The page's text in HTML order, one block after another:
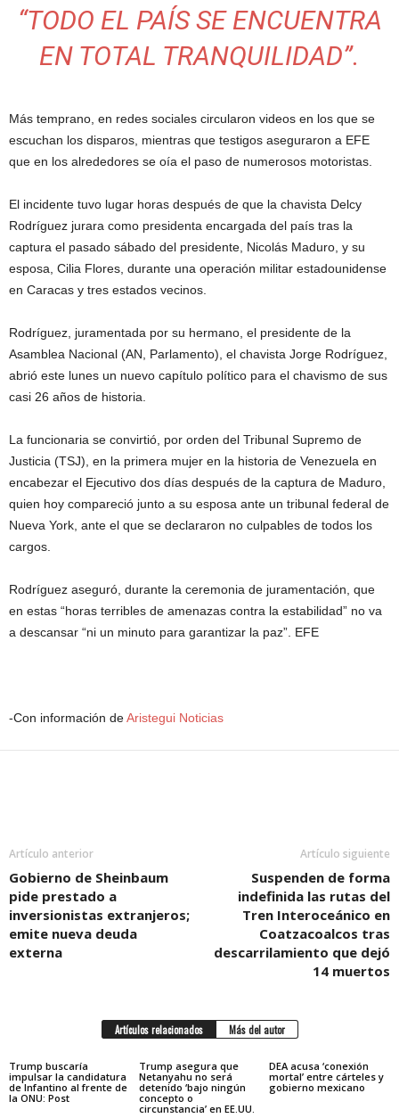
“TODO EL PAÍS SE ENCUENTRA
EN TOTAL TRANQUILIDAD”.
Más temprano, en redes sociales circularon videos en los que se
escuchan los disparos, mientras que testigos aseguraron a EFE
que en los alrededores se oía el paso de numerosos motoristas.
El incidente tuvo lugar horas después de que la chavista Delcy
Rodríguez jurara como presidenta encargada del país tras la
captura el pasado sábado del presidente, Nicolás Maduro, y su
esposa, Cilia Flores, durante una operación militar estadounidense
en Caracas y tres estados vecinos.
Rodríguez, juramentada por su hermano, el presidente de la
Asamblea Nacional (AN, Parlamento), el chavista Jorge Rodríguez,
abrió este lunes un nuevo capítulo político para el chavismo de sus
casi 26 años de historia.
La funcionaria se convirtió, por orden del Tribunal Supremo de
Justicia (TSJ), en la primera mujer en la historia de Venezuela en
encabezar el Ejecutivo dos días después de la captura de Maduro,
quien hoy compareció junto a su esposa ante un tribunal federal de
Nueva York, ante el que se declararon no culpables de todos los
cargos.
Rodríguez aseguró, durante la ceremonia de juramentación, que
en estas “horas terribles de amenazas contra la estabilidad” no va
a descansar “ni un minuto para garantizar la paz”. EFE
-Con información deAristegui Noticias
Artículo anterior
Gobierno de Sheinbaum
pide prestado a
inversionistas extranjeros;
emite nueva deuda
externa
Artículo siguiente
Suspenden de forma
indefinida las rutas del
Tren Interoceánico en
Coatzacoalcos tras
descarrilamiento que dejó
14 muertos
Artículos relacionados Más del autor
Trump buscaría
impulsar la candidatura
de Infantino al frente de
la ONU: Post
Trump asegura que
Netanyahu no será
detenido ‘bajo ningún
concepto o
circunstancia’ en EE.UU.
DEA acusa ‘conexión
mortal’ entre cárteles y
gobierno mexicano